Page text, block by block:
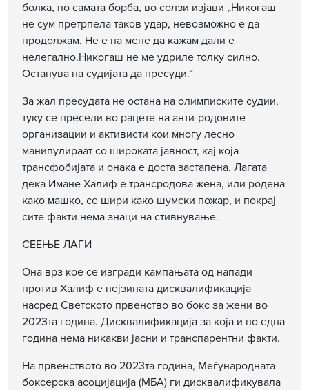
болка, по самата борба, во солзи изјави „Никогаш
не сум претрпела таков удар, невозможно е да
продолжам. Не е на мене да кажам дали е
нелегално.Никогаш не ме удриле толку силно.
Останува на судијата да пресуди.“
За жал пресудата не остана на олимписките судии,
туку се пресели во рацете на анти-родовите
организации и активисти кои многу лесно
манипулираат со широката јавност, кај која
трансфобијата и онака е доста застапена. Лагата
дека Имане Халиф е трансродова жена, или родена
како машко, се шири како шумски пожар, и покрај
сите факти нема знаци на стивнување.
СЕЕЊЕ ЛАГИ
Она врз кое се изгради кампањата од напади
против Халиф е нејзината дисквалификација
насред Светското првенство во бокс за жени во
2023та година. Дисквалификација за која и по една
година нема никакви јасни и транспарентни факти.
На првенството во 2023та година, Меѓународната
боксерска асоцијација (МБА) ги дисквалификувала